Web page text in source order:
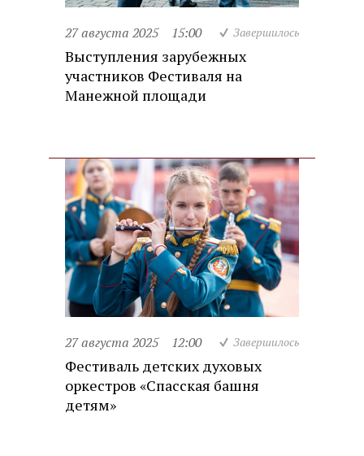
27 августа 2025 15:00 Завершилось
Выступления зарубежных
участников Фестиваля на
Манежной площади
27 августа 2025 12:00 Завершилось
Фестиваль детских духовых
оркестров «Спасская башня
детям»